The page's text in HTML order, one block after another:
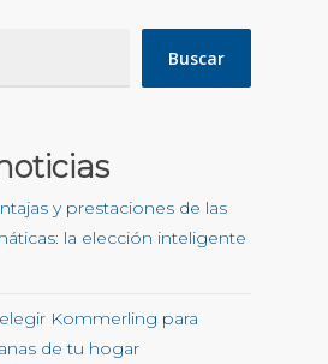
Buscar
y prestaciones de las
la elección inteligente
Kommerling para
de tu hogar